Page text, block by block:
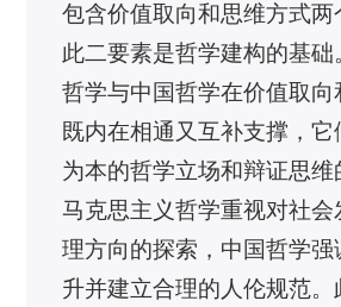
包含价值取向和思维方式两
此二要素是哲学建构的基础
哲学与中国哲学在价值取向
既内在相通又互补支撑，它
为本的哲学立场和辩证思维
马克思主义哲学重视对社会
理方向的探索，中国哲学强
升并建立合理的人伦规范